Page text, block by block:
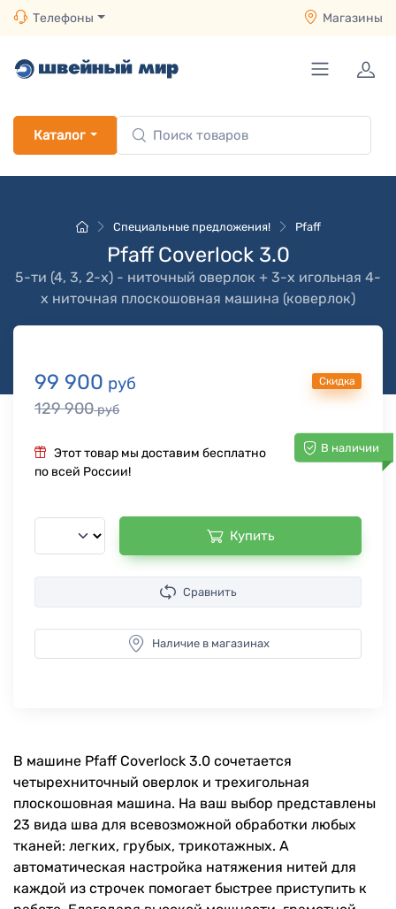
Телефоны Магазины
Каталог
Специальные предложения! Pfaff
Pfaff Coverlock 3.0
5-ти (4, 3, 2-x) - ниточный оверлок + 3-х игольная 4-
х ниточная плоскошовная машина (коверлок)
99 900 руб
129 900руб
Скидка
В наличии
Этот товар мы доставим бесплатно
по всей России!
Купить
Сравнить
Наличие в магазинах
В машине Pfaff Coverlock 3.0 сочетается
четырехниточный оверлок и трехигольная
плоскошовная машина. На ваш выбор представлены
23 вида шва для всевозможной обработки любых
тканей: легких, грубых, трикотажных. А
автоматическая настройка натяжения нитей для
каждой из строчек помогает быстрее приступить к